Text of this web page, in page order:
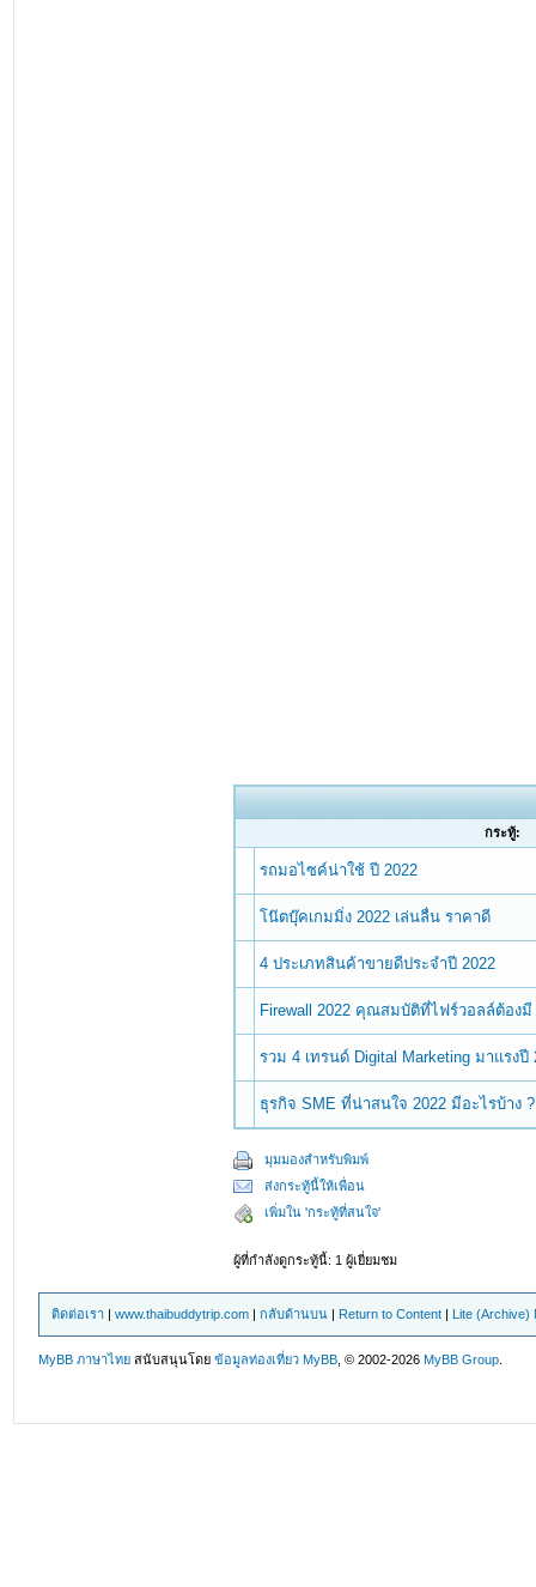
กระทู้:
รถมอไซค์น่าใช้ ปี 2022
โน๊ตบุ๊คเกมมิ่ง 2022 เล่นลื่น ราคาดี
4 ประเภทสินค้าขายดีประจำปี 2022
Firewall 2022 คุณสมบัติที่ไฟร์วอลล์ต้องมี
รวม 4 เทรนด์ Digital Marketing มาแรง
ธุรกิจ SME ที่น่าสนใจ 2022 มีอะไรบ้าง ?
มุมมองสำหรับพิมพ์
ส่งกระทู้นี้ให้เพื่อน
เพิ่มใน 'กระทู้ที่สนใจ'
ผู้ที่กำลังดูกระทู้นี้: 1 ผู้เยี่ยมชม
ติดต่อเรา |www.thaibuddytrip.com |กลับด้านบน | Return to Content | Lite (Archive)
MyBB ภาษาไทย สนับสนุนโดยข้อมูลท่องเที่ยว MyBB , © 2002-2026MyBB Group